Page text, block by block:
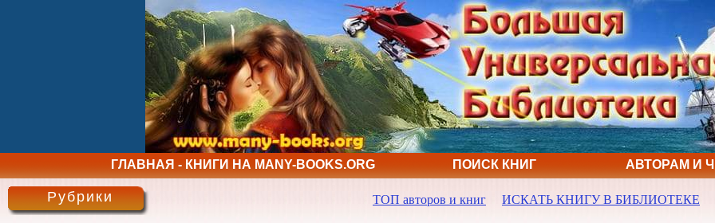
ГЛАВНАЯ - КНИГИ НА MANY-BOOKS.ORG ПОИСК КНИГ АВТОРАМ И
ТОП авторов и книг ИСКАТЬ КНИГУ В БИБЛИОТЕКЕ
Рубрики